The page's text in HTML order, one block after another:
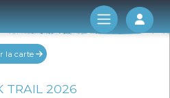
Log
la carte
TRAIL 2026